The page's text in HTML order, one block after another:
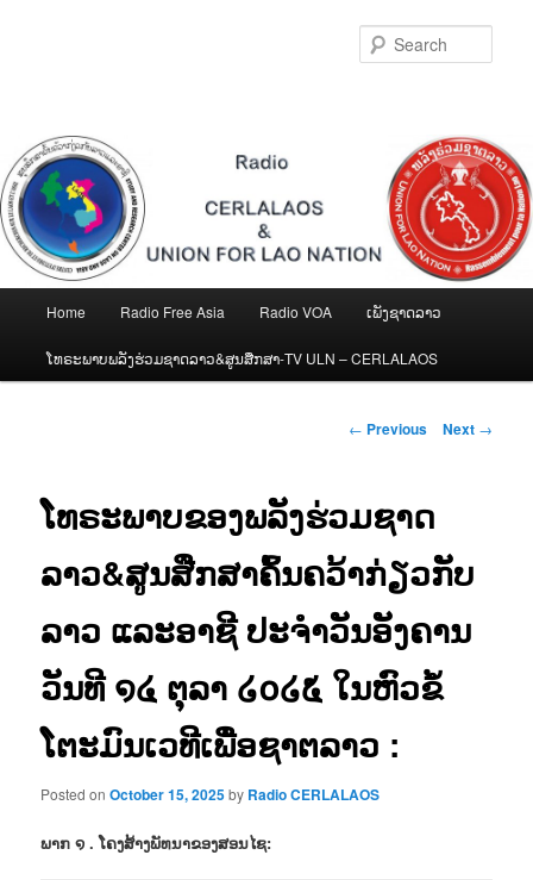
Home Radio Free Asia Radio VOA ເພັງຊາດລາວ
ໂທຣະພາບພລັງຮ່ວມຊາດລາວ&ສູນສືກສາ-TV ULN – CERLALAOS
Post
← Previous Next →
ໂທຣະພາບຂອງພລັງຮ່ວມຊາດ
ລາວ&ສູນສືກສາຄົ້ນຄວ້າກ່ຽວກັບ
ລາວ ແລະອາຊີ ປະຈຳວັນອັງຄານ
ວັນທີ ໑໔ ຕຸລາ ໒໐໒໕ ໃນຫົວຂໍ້
ໂຕະມົນເວທີເພື່ອຊາຕລາວ :
Posted onOctober 15, 2025by Radio CERLALAOS
ພາກ ໑ . ໂຄງສ້າງພັທນາຂອງສອນໄຊ: